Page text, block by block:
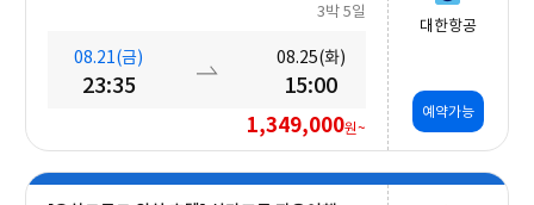
3박 5일
08.21(금)
23:35
08.25(화)
15:00
1,349,000원~
대한항공
예약가능